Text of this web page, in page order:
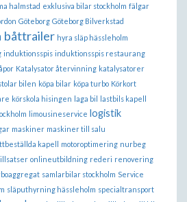
halmstad exklusiva bilar stockholm fälgar
Göteborg Göteborg Bilverkstad
båttrailer hyra släp hässleholm
induktionsspis induktionsspis restaurang
Katalysator återvinning katalysatorer
bilen köpa bilar köpa turbo Körkort
körskola hisingen laga bil lastbils kapell
limousineservice logistik
maskiner maskiner till salu
kapell motoroptimering nurbeg
onlineutbildning rederi renovering
samlarbilar stockholm Service
släputhyrning hässleholm specialtransport